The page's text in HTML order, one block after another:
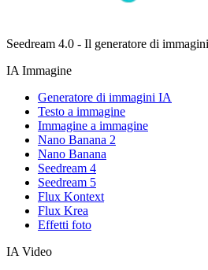
Seedream 4.0 - Il generatore di
IA Immagine
Generatore di immagini IA
Testo a immagine
Immagine a immagine
Nano Banana 2
Nano Banana
Seedream 4
Seedream 5
Flux Kontext
Flux Krea
Effetti foto
IA Video